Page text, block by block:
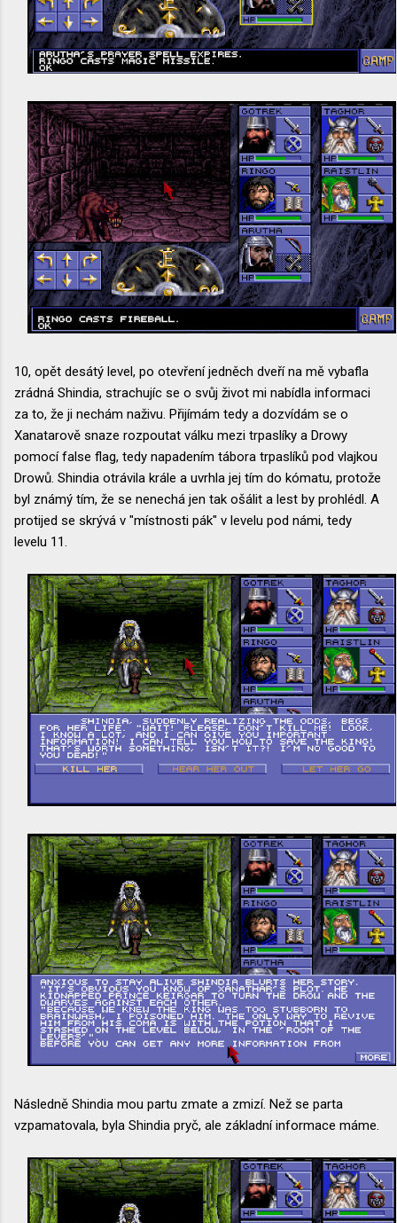
10, opět desátý level, po otevření jedněch dveří na mě vybafla
zrádná Shindia, strachujíc se o svůj život mi nabídla informaci
za to, že ji nechám naživu. Přijímám tedy a dozvídám se o
Xanatarově snaze rozpoutat válku mezi trpaslíky a Drowy
pomocí false flag, tedy napadením tábora trpaslíků pod vlajkou
Drowů. Shindia otrávila krále a uvrhla jej tím do kómatu, protože
byl známý tím, že se nenechá jen tak ošálit a lest by prohlédl. A
protijed se skrývá v "místnosti pák" v levelu pod námi, tedy
levelu 11.
Následně Shindia mou partu zmate a zmizí. Než se parta
vzpamatovala, byla Shindia pryč, ale základní informace máme.